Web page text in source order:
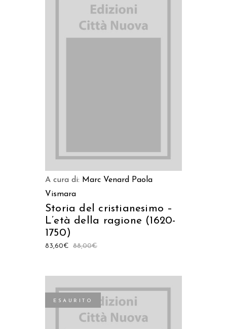
A cura di: Marc Venard
Paola
Vismara
Storia del cristianesimo –
L’età della ragione (1620-
1750)
88,00€
83,60€
ESAURITO